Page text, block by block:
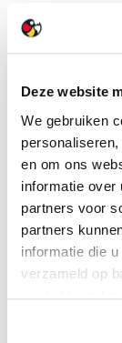
Deze website
We gebruiken
en om ons
informatie over
partners voor
partners
informatie die
verzameld op
gaat akkoord